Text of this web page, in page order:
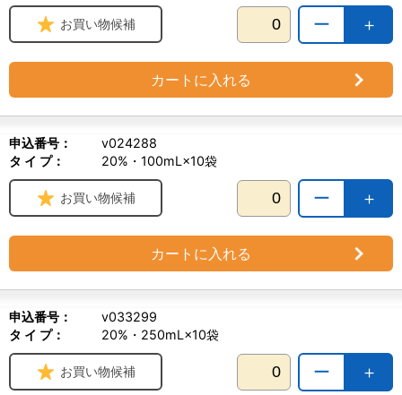
＋
ー
お買い物候補
カートに入れる
申込番号：
v024288
タ イ プ：
20%・100mL×10袋
＋
ー
お買い物候補
カートに入れる
申込番号：
v033299
タ イ プ：
20%・250mL×10袋
＋
ー
お買い物候補